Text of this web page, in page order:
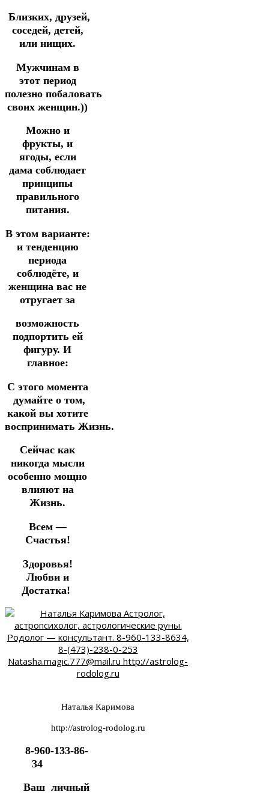
Близких, друзей,
соседей, детей,
или нищих.
Мужчинам в
этот период
полезно побаловать
своих женщин.))
Можно и
фрукты, и
ягоды, если
дама соблюдает
принципы
правильного
питания.
В этом варианте:
и тенденцию
периода
соблюдёте, и
женщина вас не
отругает за
возможность
подпортить ей
фигуру. И
главное:
С этого момента
думайте о том,
какой вы хотите
воспринимать Жизнь.
Сейчас как
никогда мысли
особенно мощно
влияют на
Жизнь.
Всем —
Счастья!
Здоровья!
Любви и
Достатка!
Наталья Каримова
http://astrolog-rodolog.ru
8-960-133-86-
34
Ваш личный